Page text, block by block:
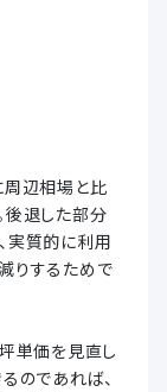
周辺相場と比
後退した部分
実質的に利用
りするためで
単価を見直し
のであれば、